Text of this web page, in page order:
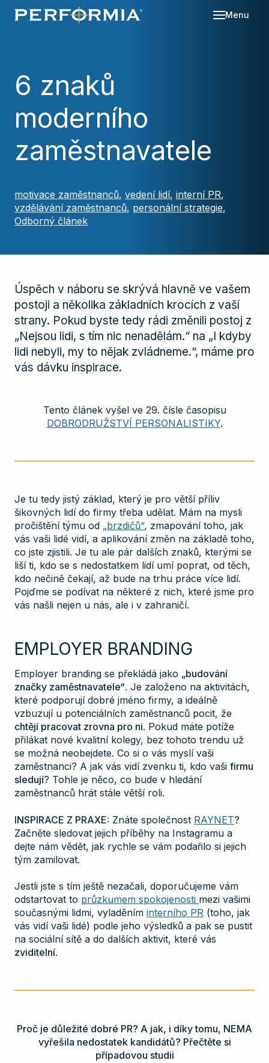
Menu
6 znaků
moderního
zaměstnavatele
motivace zaměstnanců, vedení lidí, interní PR,
vzdělávání zaměstnanců, personální strategie,
Odborný článek
Úspěch v náboru se skrývá hlavně ve vašem
postoji a několika základních krocích z vaší
strany. Pokud byste tedy rádi změnili postoj z
„Nejsou lidi, s tím nic nenadělám.“ na „I kdyby
lidi nebyli, my to nějak zvládneme.“, máme pro
vás dávku inspirace.
Tento článek vyšel ve 29. čísle časopisu
DOBRODRUŽSTVÍ PERSONALISTIKY.
Je tu tedy jistý základ, který je pro větší příliv
šikovných lidí do firmy třeba udělat. Mám na mysli
pročištění týmu od „brzdičů“, zmapování toho, jak
vás vaši lidé vidí, a aplikování změn na základě toho,
co jste zjistili. Je tu ale pár dalších znaků, kterými se
liší ti, kdo se s nedostatkem lidí umí poprat, od těch,
kdo nečině čekají, až bude na trhu práce více lidí.
Pojďme se podívat na některé z nich, které jsme pro
vás našli nejen u nás, ale i v zahraničí.
EMPLOYER BRANDING
Employer branding se překládá jako „budování
značky zaměstnavatele“. Je založeno na aktivitách,
které podporují dobré jméno firmy, a ideálně
vzbuzují u potenciálních zaměstnanců pocit, že
chtějí pracovat zrovna pro ni. Pokud máte potíže
přilákat nové kvalitní kolegy, bez tohoto trendu už
se možná neobejdete. Co si o vás myslí vaši
zaměstnanci? A jak vás vidí zvenku ti, kdo vaši firmu
sledují? Tohle je něco, co bude v hledání
zaměstnanců hrát stále větší roli.
INSPIRACE Z PRAXE: Znáte společnost RAYNET?
Začněte sledovat jejich příběhy na Instagramu a
dejte nám vědět, jak rychle se vám podařilo si jejich
tým zamilovat.
Jestli jste s tím ještě nezačali, doporučujeme vám
odstartovat to průzkumem spokojenosti mezi vašimi
současnými lidmi, vyladěním interního PR (toho, jak
vás vidí vaši lidé) podle jeho výsledků a pak se pustit
na sociální sítě a do dalších aktivit, které vás
zviditelní.
Proč je důležité dobré PR? A jak, i díky tomu, NEMA
vyřešila nedostatek kandidátů? Přečtěte si
případovou studii